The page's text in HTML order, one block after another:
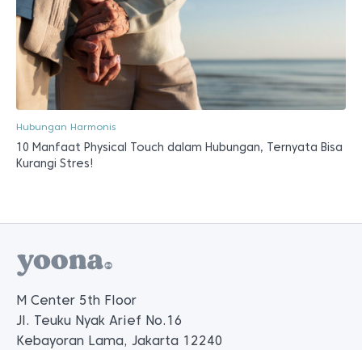
Hubungan Harmonis
10 Manfaat Physical Touch dalam Hubungan, Ternyata Bisa
Kurangi Stres!
M Center 5th Floor
Jl. Teuku Nyak Arief No.16
Kebayoran Lama, Jakarta 12240